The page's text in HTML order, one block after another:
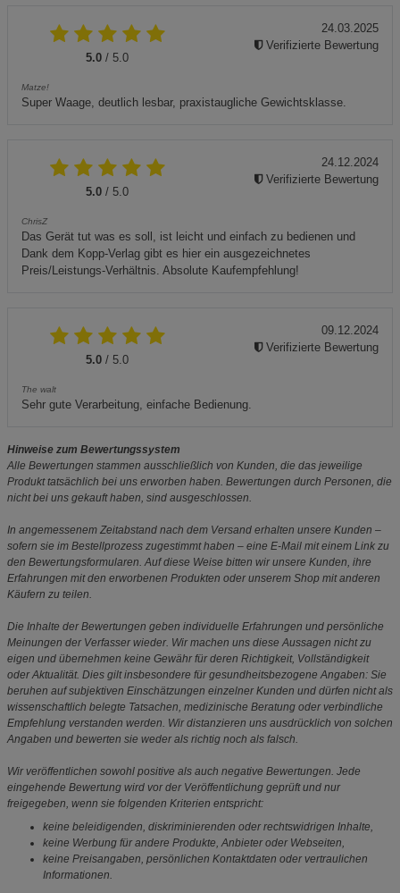
5.0 / 5.0
Matze!
Super Waage, deutlich lesbar, praxistaugliche Gewichtsklasse.
24.03.2025
Verifizierte Bewertung
5.0 / 5.0
ChrisZ
Das Gerät tut was es soll, ist leicht und einfach zu bedienen und
Dank dem Kopp-Verlag gibt es hier ein ausgezeichnetes
Preis/Leistungs-Verhältnis. Absolute Kaufempfehlung!
24.12.2024
Verifizierte Bewertung
5.0 / 5.0
The walt
Sehr gute Verarbeitung, einfache Bedienung.
09.12.2024
Verifizierte Bewertung
Hinweise zum Bewertungssystem
Alle Bewertungen stammen ausschließlich von Kunden, die das jeweilige
Produkt tatsächlich bei uns erworben haben. Bewertungen durch Personen, die
nicht bei uns gekauft haben, sind ausgeschlossen.
In angemessenem Zeitabstand nach dem Versand erhalten unsere Kunden –
sofern sie im Bestellprozess zugestimmt haben – eine E-Mail mit einem Link zu
den Bewertungsformularen. Auf diese Weise bitten wir unsere Kunden, ihre
Erfahrungen mit den erworbenen Produkten oder unserem Shop mit anderen
Käufern zu teilen.
Die Inhalte der Bewertungen geben individuelle Erfahrungen und persönliche
Meinungen der Verfasser wieder. Wir machen uns diese Aussagen nicht zu
eigen und übernehmen keine Gewähr für deren Richtigkeit, Vollständigkeit
oder Aktualität. Dies gilt insbesondere für gesundheitsbezogene Angaben: Sie
beruhen auf subjektiven Einschätzungen einzelner Kunden und dürfen nicht als
wissenschaftlich belegte Tatsachen, medizinische Beratung oder verbindliche
Empfehlung verstanden werden. Wir distanzieren uns ausdrücklich von solchen
Angaben und bewerten sie weder als richtig noch als falsch.
Wir veröffentlichen sowohl positive als auch negative Bewertungen. Jede
eingehende Bewertung wird vor der Veröffentlichung geprüft und nur
freigegeben, wenn sie folgenden Kriterien entspricht:
keine beleidigenden, diskriminierenden oder rechtswidrigen Inhalte,
keine Werbung für andere Produkte, Anbieter oder Webseiten,
keine Preisangaben, persönlichen Kontaktdaten oder vertraulichen
Informationen.